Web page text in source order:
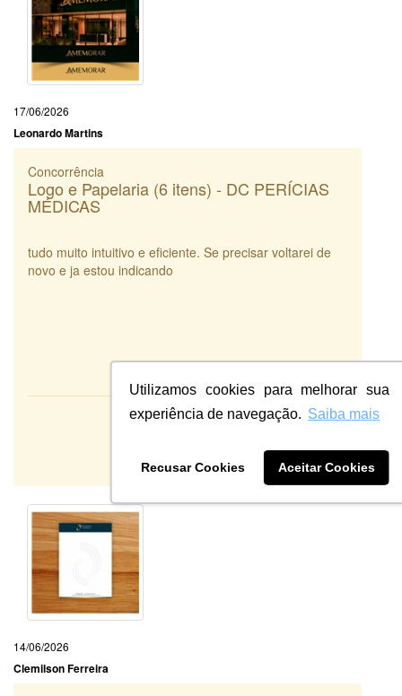
Utilizamos cookies para melhorar sua
experiência de navegação. Saiba mais
Recusar Cookies Aceitar Cookies
17/06/2026
Leonardo Martins
Concorrência
Logo e Papelaria (6 itens) - DC PERÍCIAS
MÉDICAS
tudo muito intuitivo e eficiente. Se precisar voltarei de
novo e ja estou indicando
Atendimento:
Sistema:
14/06/2026
Clemilson Ferreira